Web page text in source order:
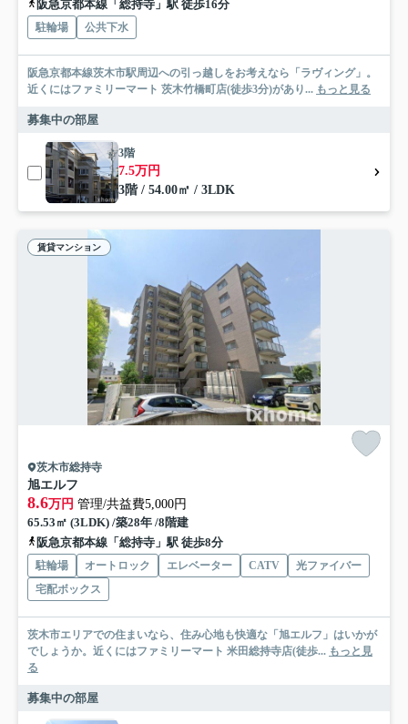
阪急京都本線「総持寺」駅 徒歩16分
駐輪場 公共下水
阪急京都本線茨木市駅周辺への引っ越しをお考えなら「ラヴィング」。
近くにはファミリーマート 茨木竹橋町店(徒歩3分)があり... もっと見る
募集中の部屋
3階
7.5万円
3階 / 54.00㎡ / 3LDK
賃貸マンション
茨木市総持寺
旭エルフ
8.6万円 管理/共益費5,000円
65.53㎡ (3LDK) /築28年 /8階建
阪急京都本線「総持寺」駅 徒歩8分
駐輪場 オートロック エレベーター CATV
光ファイバー
宅配ボックス
茨木市エリアでの住まいなら、住み心地も快適な「旭エルフ」はいかが
でしょうか。近くにはファミリーマート 米田総持寺店(徒歩... もっと見
る
募集中の部屋